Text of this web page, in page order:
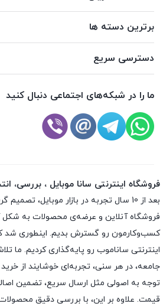
برترین دسته ها
دسترسی سریع
ما را در شبکه‌های اجتماعی دنبال کنید
فروشگاه اینترنتی سانا موبایل ، بررسی،
بعد از 10 سال تجربه در بازار موبایل،
فروشگاه آنلاین و عرضه‌ی محصولات به شکل
اینترنتی ساناموب رو پایه‌گذاری کردیم. ما
جامعه، در هر سنی، تجربه‌ای خوشایند از
توجه به اصولی مثل ارسال سریع، تضمین
قیمت. علاوه بر این، با بررسی دقیق